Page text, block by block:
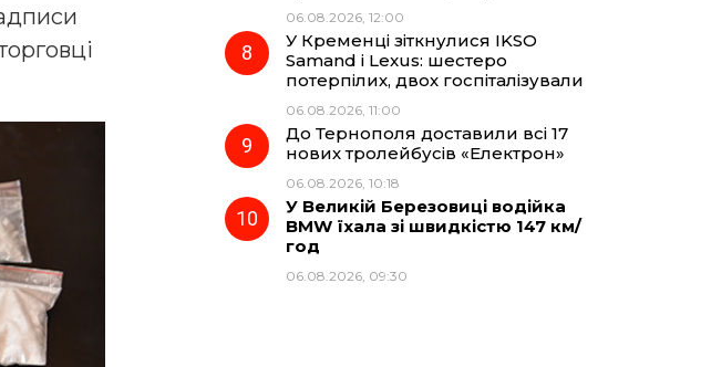
06.08.2026, 12:00
У Кременці зіткнулися IKSO
Samand і Lexus: шестеро
потерпілих, двох госпіталізували
06.08.2026, 11:00
До Тернополя доставили всі 17
нових тролейбусів «Електрон»
06.08.2026, 10:18
У Великій Березовиці водійка
BMW їхала зі швидкістю 147 км/
год
06.08.2026, 09:30